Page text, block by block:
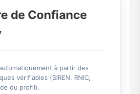
de Confiance
à partir des
vérifiables (SIREN, RNIC,
du profil).